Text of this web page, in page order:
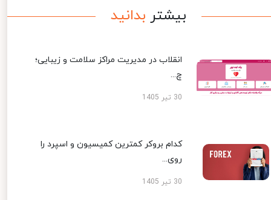
بیشتر بدانید
انقلاب در مدیریت مراکز سلامت و زیبایی؛
چ...
30 تیر 1405
کدام بروکر کمترین کمیسیون و اسپرد را
روی...
30 تیر 1405